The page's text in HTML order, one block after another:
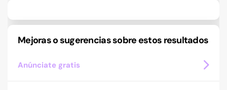
Mejoras o sugerencias sobre estos resultados
Anúnciate gratis